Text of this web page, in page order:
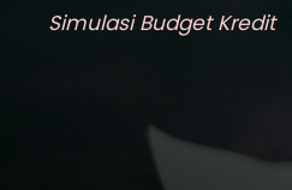
Simulasi Budget Kredit